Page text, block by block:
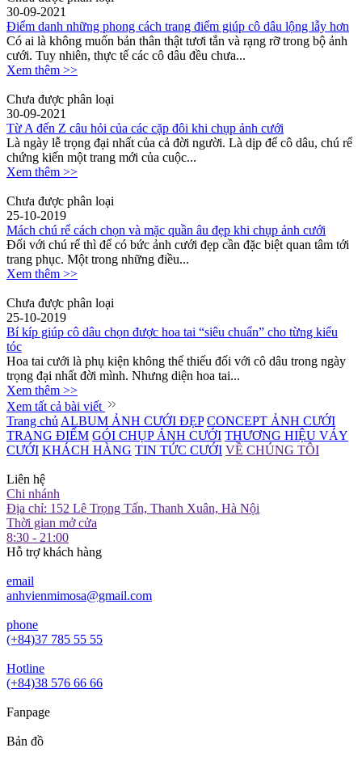
30-09-2021
Điểm danh những phong cách trang điểm giúp cô dâu lộng lẫy hơn
Có ai là không muốn bản thân thật tươi tắn và rạng rỡ trong bộ ảnh
cưới. Tuy nhiên, thực tế các cô dâu đều chưa...
Xem thêm >>
Chưa được phân loại
30-09-2021
Từ A đến Z câu hỏi của các cặp đôi khi chụp ảnh cưới
Là ngày lễ trọng đại nhất của cả đời người. Là dịp để cô dâu, chú rể
chứng kiến một trang mới của cuộc...
Xem thêm >>
Chưa được phân loại
25-10-2019
Mách chú rể cách chọn và mặc quần âu đẹp khi chụp ảnh cưới
Đối với chú rể thì để có bức ảnh cưới đẹp cần đặc biệt quan tâm tới
trang phục. Một trong những điều...
Xem thêm >>
Chưa được phân loại
25-10-2019
Bí kíp giúp cô dâu chọn được hoa tai “siêu chuẩn” cho từng kiểu
tóc
Hoa tai cưới là phụ kiện không thể thiếu đối với cô dâu trong ngày
trọng đại nhất đời mình. Nhưng diện hoa tai...
Xem thêm >>
Xem tất cả bài viết
Trang chủ ALBUM ẢNH CƯỚI ĐẸP CONCEPT ẢNH CƯỚI
TRANG ĐIỂM GÓI CHỤP ẢNH CƯỚI THƯƠNG HIỆU VÁY
CƯỚI KHÁCH HÀNG TIN TỨC CƯỚI VỀ CHÚNG TÔI
Liên hệ
Chi nhánh
Địa chỉ: 152 Lê Trọng Tấn, Thanh Xuân, Hà Nội
Thời gian mở cửa
8:30 - 21:00
Hỗ trợ khách hàng
email
anhvienmimosa@gmail.com
phone
(+84)37 785 55 55
Hotline
(+84)38 576 66 66
Fanpage
Bản đồ